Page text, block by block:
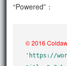
“Powered”：
© 2016
'https://